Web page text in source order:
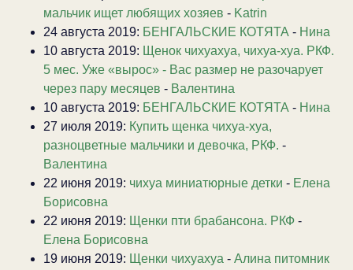
мальчик ищет любящих хозяев - Katrin
24 августа 2019: БЕНГАЛЬСКИЕ КОТЯТА - Нина
10 августа 2019: Щенок чихуахуа, чихуа-хуа. РКФ.
5 мес. Уже «вырос» - Вас размер не разочарует
через пару месяцев - Валентина
10 августа 2019: БЕНГАЛЬСКИЕ КОТЯТА - Нина
27 июля 2019: Купить щенка чихуа-хуа,
разноцветные мальчики и девочка, РКФ. -
Валентина
22 июня 2019: чихуа миниатюрные детки - Елена
Борисовна
22 июня 2019: Щенки пти брабансона. РКФ -
Елена Борисовна
19 июня 2019: Щенки чихуахуа - Алина питомник